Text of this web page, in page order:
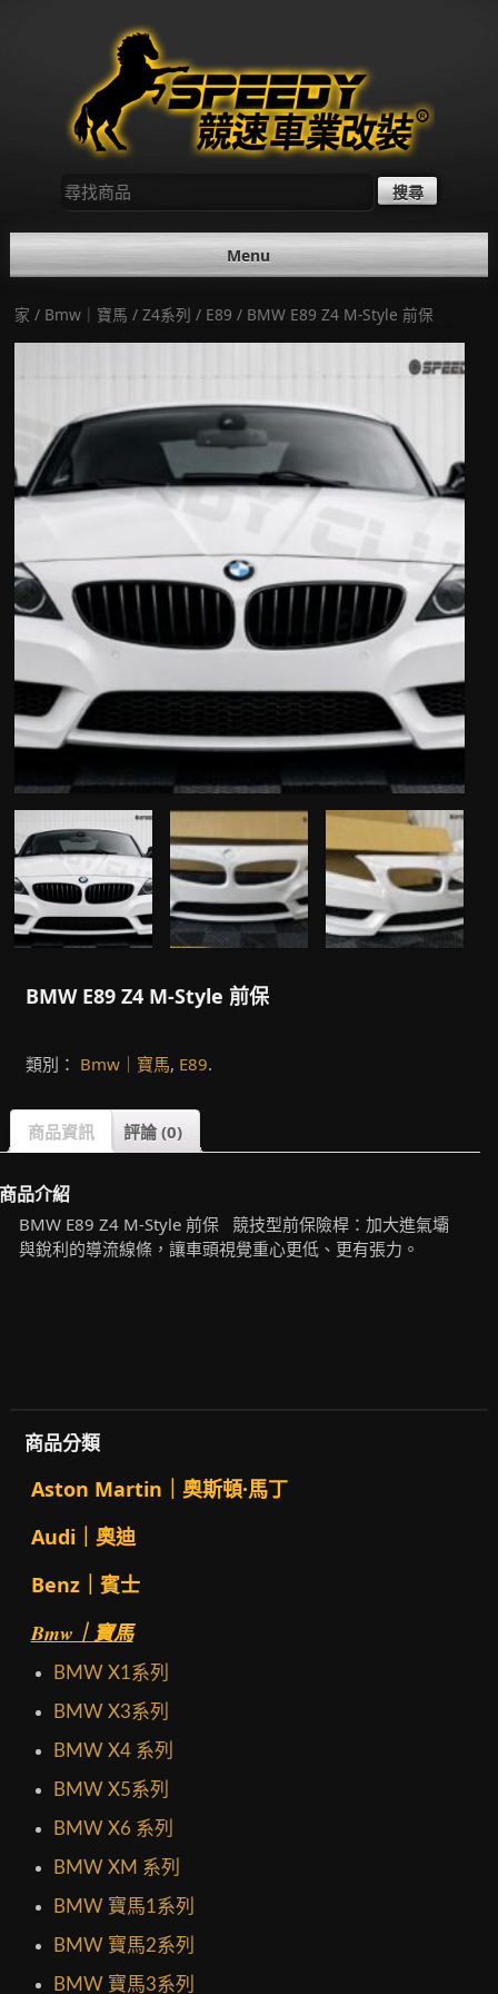
尋
找：
Menu
家 / Bmw｜寶馬 / Z4系列 / E89 / BMW E89 Z4 M-Style 前保
BMW E89 Z4 M-Style 前保
類別： Bmw｜寶馬, E89.
商品資訊 評論 (0)
品介紹
BMW E89 Z4 M-Style 前保 競技型前保險桿：加大進氣壩
與銳利的導流線條，讓車頭視覺重心更低、更有張力。
商品分類
Aston Martin｜奧斯頓·馬丁
Audi｜奧迪
Benz｜賓士
Bmw｜寶馬
BMW X1系列
BMW X3系列
BMW X4 系列
BMW X5系列
BMW X6 系列
BMW XM 系列
BMW 寶馬1系列
BMW 寶馬2系列
BMW 寶馬3系列